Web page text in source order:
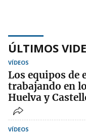
ÚLTIMOS
VÍDEOS
Los equipos de
trabajando en
Huelva y
VÍDEOS